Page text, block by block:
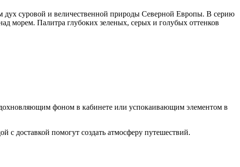
суровой и величественной природы Северной Европы. В серию
морем. Палитра глубоких зеленых, серых и голубых оттенков
фоном в кабинете или успокаивающим элементом в
с доставкой помогут создать атмосферу путешествий.